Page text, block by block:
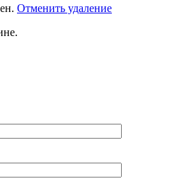
Отменить удаление